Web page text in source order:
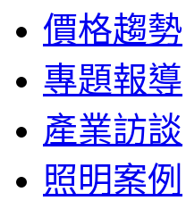
價格趨勢
專題報導
產業訪談
照明案例